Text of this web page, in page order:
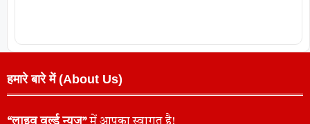
हमारे बारे में (About Us)